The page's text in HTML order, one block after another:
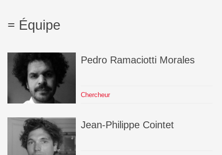
Équipe
Pedro Ramaciotti Morales
Chercheur
Jean-Philippe Cointet